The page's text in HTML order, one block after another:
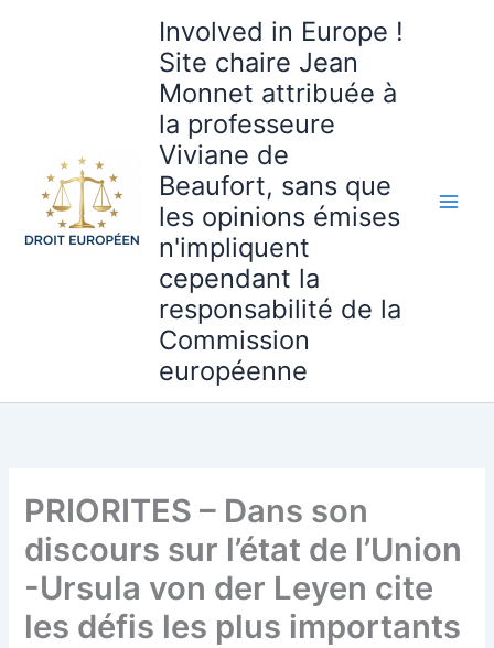
Involved in Europe !
Site chaire Jean
Monnet attribuée à
la professeure
Viviane de
Beaufort, sans que
les opinions émises
n'impliquent
cependant la
responsabilité de la
Commission
européenne
PRIORITES – Dans son
discours sur l’état de l’Union
-Ursula von der Leyen cite
les défis les plus importants